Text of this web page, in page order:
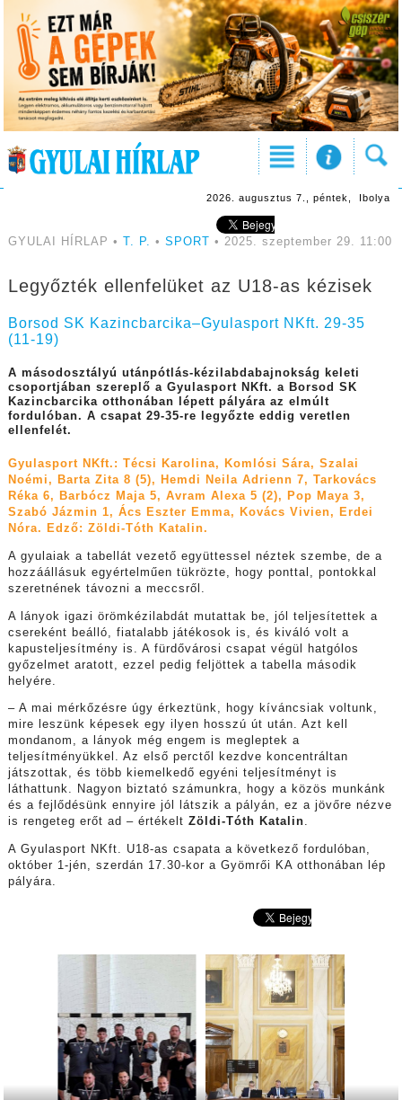
2026. augusztus 7., péntek, Ibolya
GYULAI HÍRLAP • T. P. • SPORT • 2025. szeptember 29. 11:00
Legyőzték ellenfelüket az U18-as kézisek
Borsod SK Kazincbarcika–Gyulasport NKft. 29-35
(11-19)
A másodosztályú utánpótlás-kézilabdabajnokság keleti
csoportjában szereplő a Gyulasport NKft. a Borsod SK
Kazincbarcika otthonában lépett pályára az elmúlt
fordulóban. A csapat 29-35-re legyőzte eddig veretlen
ellenfelét.
Gyulasport NKft.: Técsi Karolina, Komlósi Sára, Szalai
Noémi, Barta Zita 8 (5), Hemdi Neila Adrienn 7, Tarkovács
Réka 6, Barbócz Maja 5, Avram Alexa 5 (2), Pop Maya 3,
Szabó Jázmin 1, Ács Eszter Emma, Kovács Vivien, Erdei
Nóra. Edző: Zöldi-Tóth Katalin.
A gyulaiak a tabellát vezető együttessel néztek szembe, de a
hozzáállásuk egyértelműen tükrözte, hogy ponttal, pontokkal
szeretnének távozni a meccsről.
A lányok igazi örömkézilabdát mutattak be, jól teljesítettek a
csereként beálló, fiatalabb játékosok is, és kiváló volt a
kapusteljesítmény is. A fürdővárosi csapat végül hatgólos
győzelmet aratott, ezzel pedig feljöttek a tabella második
helyére.
– A mai mérkőzésre úgy érkeztünk, hogy kíváncsiak voltunk,
mire leszünk képesek egy ilyen hosszú út után. Azt kell
mondanom, a lányok még engem is megleptek a
teljesítményükkel. Az első perctől kezdve koncentráltan
játszottak, és több kiemelkedő egyéni teljesítményt is
láthattunk. Nagyon biztató számunkra, hogy a közös munkánk
és a fejlődésünk ennyire jól látszik a pályán, ez a jövőre nézve
is rengeteg erőt ad – értékelt Zöldi-Tóth Katalin.
A Gyulasport NKft. U18-as csapata a következő fordulóban,
október 1-jén, szerdán 17.30-kor a Gyömrői KA otthonában lép
pályára.